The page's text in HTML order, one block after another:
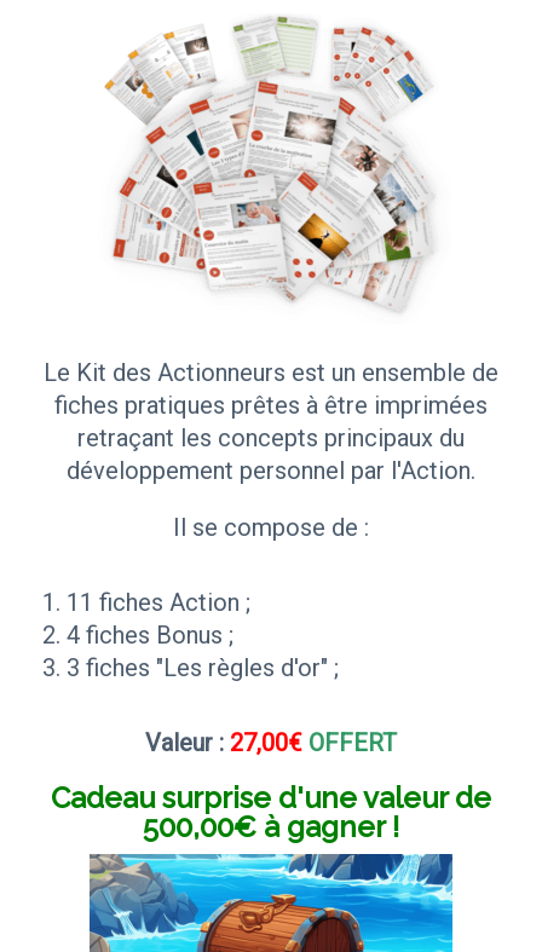
Le Kit des Actionneurs est un ensemble de
fiches pratiques prêtes à être imprimées
retraçant les concepts principaux du
développement personnel par l'Action.
Il se compose de :
11 fiches Action ;
4 fiches Bonus ;
3 fiches "Les règles d'or" ;
Valeur : 27,00€ OFFERT
Cadeau surprise d'une valeur de
500,00€ à gagner !